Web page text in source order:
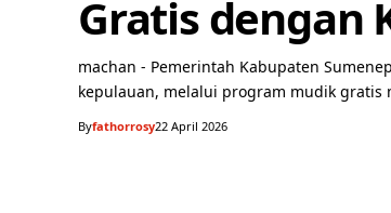
Gratis dengan
machan - Pemerintah Kabupaten
kepulauan, melalui program mudik gratis
Byfathorrosy22 April 2026